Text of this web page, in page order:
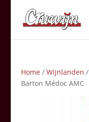
Home/ Wijnlanden /
Barton Médoc AMC